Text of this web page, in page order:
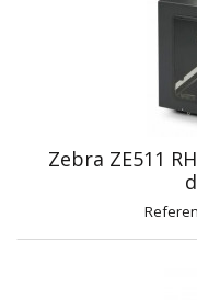
Zebra ZE511